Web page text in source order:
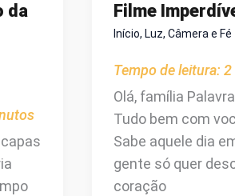
da
Filme
Início, Luz, Câmera e Fé
Tempo de leitura:2
Olá, família
Tudo bem com
Sabe aquele dia
gente só quer
coração